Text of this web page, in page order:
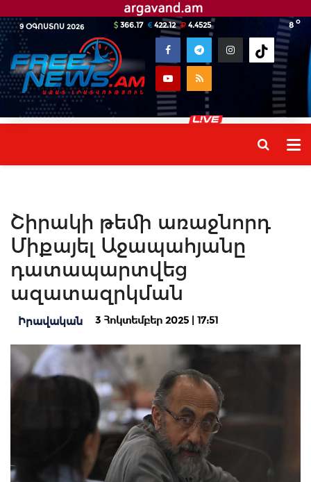
9 ՕԳՈՍՏՈՍ 2026 8 o
366.17 422.12 4.4525
Շիրակի թեմի առաջնորդ
Միքայել Աջապահյանը
դատապարտվեց
ազատազրկման
Իրավական 3 Հոկտեմբեր 2025 | 17:51